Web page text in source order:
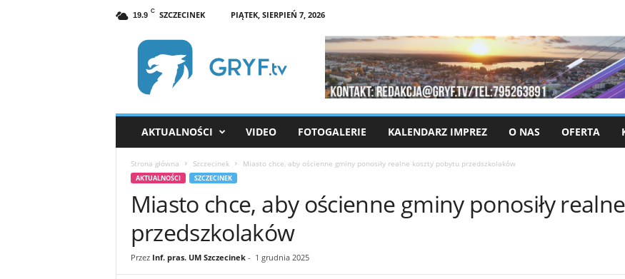
19.9 C SZCZECINEK
PIĄTEK, SIERPIEŃ 7, 2026
k
AKTUALNOŚCI VIDEO FOTOGALERIE KALENDARZ IMPREZ O NAS OFERTA
Strona główna Szczecinek Miasto chce, aby ościenne gminy ponosiły realne koszty pobytu przedszkolaków
AKTUALNOŚCI SZCZECINEK
Miasto chce, aby ościenne gminy ponosiły
przedszkolaków
Przez Inf. pras. UM Szczecinek- 1 grudnia 2025